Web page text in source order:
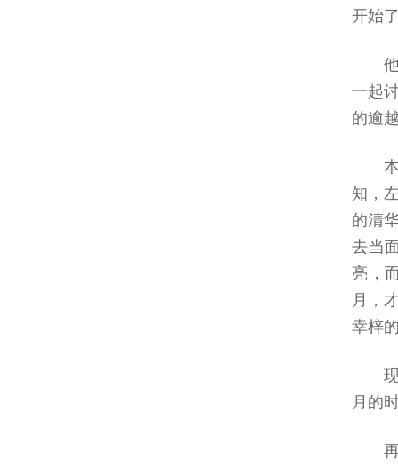
开始
一起
的逾
知，
的清
去当
亮，
月，
幸梓
月的